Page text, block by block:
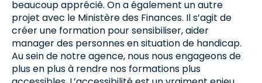
beaucoup apprécié. On a également un autre
projet avec le Ministère des Finances. Il s’agit de
créer une formation pour sensibiliser, aider
manager des personnes en situation de handicap.
Au sein de notre agence, nous nous engageons de
plus en plus à rendre nos formations plus